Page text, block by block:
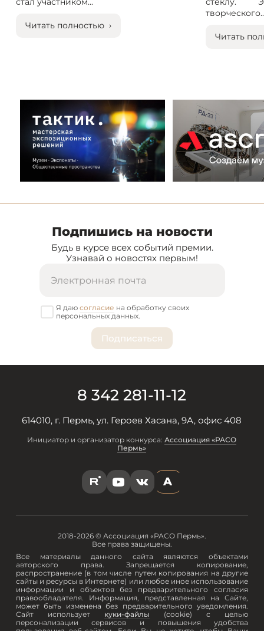
Читать полностью ›
Читать
Подпишись на новости
Будь в курсе всех событий премии.
Узнавай о новостях первым!
Я даю согласие на обработку своих
персональных данных.
8 342 281-11-12
614010, г. Пермь, ул. Героев Хасана, 9А, офис 408
Инициатор и организатор конкурса:Ассоциация «РАСО
Пермь»
R Y V A
2018-2026 © Ассоциация «РАСО Пермь».
Все права защищены.
Все материалы данного сайта являются объектами
авторского права. Запрещается копирование,
распространение (в том числе путем копирования на другие
сайты и ресурсы в Интернете) или любое иное использование
информации и объектов без предварительного согласия
правообладателя. Информация, представленная на Сайте,
может быть изменена без предварительного уведомления.
Сайт использует куки-файлы (cookie) с целью
персонализации сервисов и повышения удобства